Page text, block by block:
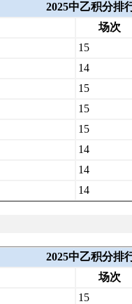
2025中乙积分排
场次
15
14
15
15
15
14
14
14
2025中乙积分排
场次
15